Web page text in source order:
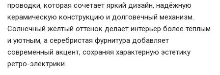
проводки, которая сочетает яркий дизайн, надёжную
керамическую конструкцию и долговечный механизм.
Солнечный жёлтый оттенок делает интерьер более тёплым
и уютным, а серебристая фурнитура добавляет
современный акцент, сохраняя характерную эстетику
ретро-электрики.